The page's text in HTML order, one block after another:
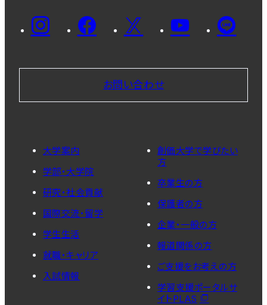
お問い合わせ
大学案内
学部・大学院
研究・社会貢献
国際交流・留学
学生生活
就職・キャリア
入試情報
創価大学で学びたい
方
卒業生の方
保護者の方
企業・一般の方
報道関係の方
ご支援をお考えの方
学習支援ポータルサ
イトPLAS